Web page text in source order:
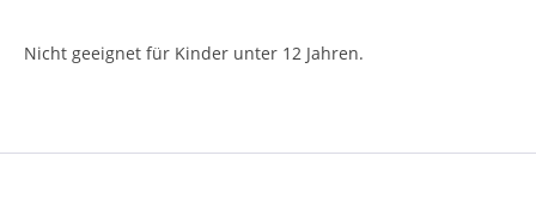
Nicht geeignet für Kinder unter 12 Jahren.